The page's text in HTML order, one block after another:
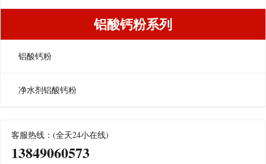
铝酸钙粉系列
铝酸钙粉
净水剂铝酸钙粉
客服热线：(全天24小在线)
13849060573